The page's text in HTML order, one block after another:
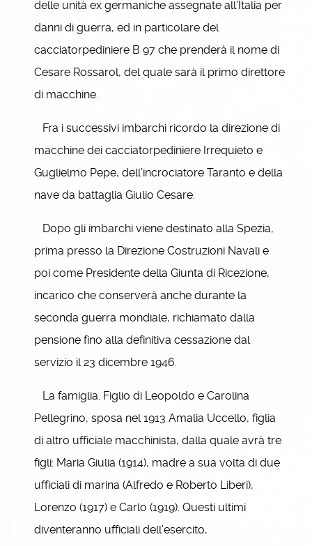
delle unità ex germaniche assegnate all’Italia per
danni di guerra, ed in particolare del
cacciatorpediniere B 97 che prenderà il nome di
Cesare Rossarol, del quale sarà il primo direttore
di macchine.
Fra i successivi imbarchi ricordo la direzione di
macchine dei cacciatorpediniere Irrequieto e
Guglielmo Pepe, dell’incrociatore Taranto e della
nave da battaglia Giulio Cesare.
Dopo gli imbarchi viene destinato alla Spezia,
prima presso la Direzione Costruzioni Navali e
poi come Presidente della Giunta di Ricezione,
incarico che conserverà anche durante la
seconda guerra mondiale, richiamato dalla
pensione fino alla definitiva cessazione dal
servizio il 23 dicembre 1946.
La famiglia. Figlio di Leopoldo e Carolina
Pellegrino, sposa nel 1913 Amalia Uccello, figlia
di altro ufficiale macchinista, dalla quale avrà tre
figli: Maria Giulia (1914), madre a sua volta di due
ufficiali di marina (Alfredo e Roberto Liberi),
Lorenzo (1917) e Carlo (1919). Questi ultimi
diventeranno ufficiali dell’esercito,